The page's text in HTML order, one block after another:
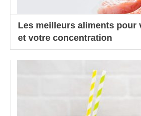
Les meilleurs aliments pour
et votre concentration